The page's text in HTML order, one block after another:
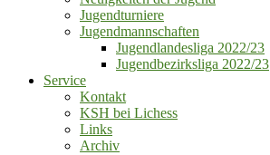
Jugendturniere
Jugendmannschaften
Jugendlandesliga 2022/23
Jugendbezirksliga 2022/23
Service
Kontakt
KSH bei Lichess
Links
Archiv